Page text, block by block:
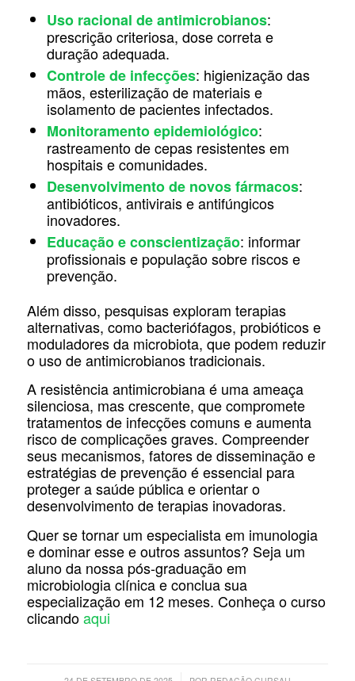
Uso racional de antimicrobianos:
prescrição criteriosa, dose correta e
duração adequada.
Controle de infecções: higienização das
mãos, esterilização de materiais e
isolamento de pacientes infectados.
Monitoramento epidemiológico:
rastreamento de cepas resistentes em
hospitais e comunidades.
Desenvolvimento de novos fármacos:
antibióticos, antivirais e antifúngicos
inovadores.
Educação e conscientização: informar
profissionais e população sobre riscos e
prevenção.
Além disso, pesquisas exploram terapias
alternativas, como bacteriófagos, probióticos e
moduladores da microbiota, que podem reduzir
o uso de antimicrobianos tradicionais.
A resistência antimicrobiana é uma ameaça
silenciosa, mas crescente, que compromete
tratamentos de infecções comuns e aumenta
risco de complicações graves. Compreender
seus mecanismos, fatores de disseminação e
estratégias de prevenção é essencial para
proteger a saúde pública e orientar o
desenvolvimento de terapias inovadoras.
Quer se tornar um especialista em imunologia
e dominar esse e outros assuntos? Seja um
aluno da nossa pós-graduação em
microbiologia clínica e conclua sua
especialização em 12 meses. Conheça o curso
clicandoaqui